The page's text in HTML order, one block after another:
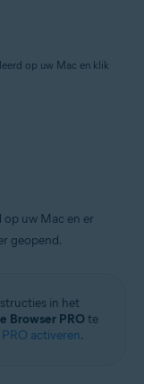
op uw Mac en klik
op uw Mac en er
geopend.
in het
Browser PROte
activeren.